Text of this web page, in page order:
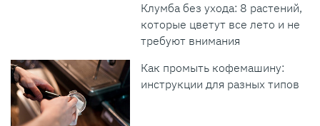
Клумба без ухода: 8 растений,
которые цветут все лето и не
требуют внимания
Как промыть кофемашину:
инструкции для разных типов